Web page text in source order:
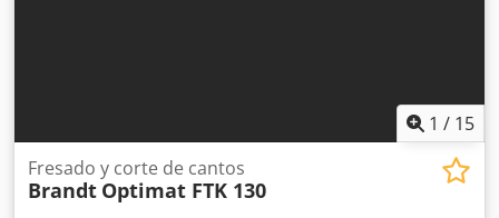
1 / 15
Fresado y corte de cantos
Brandt Optimat FTK 130